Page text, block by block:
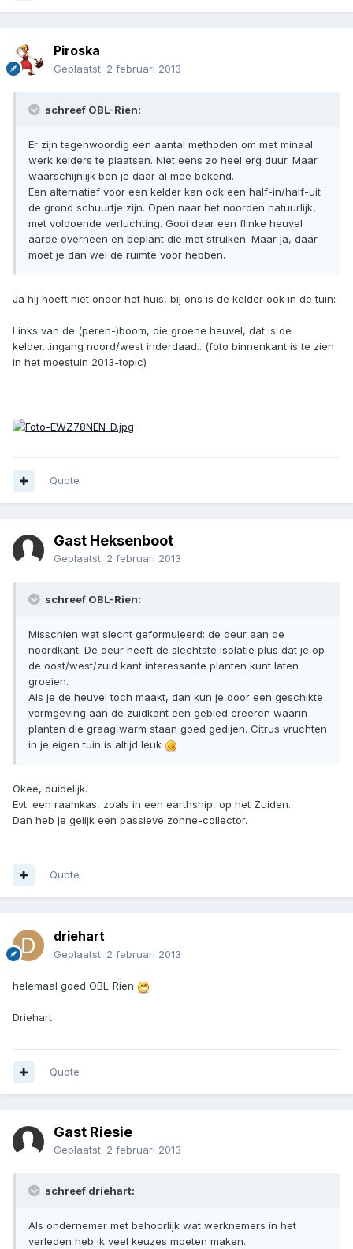
Piroska
Geplaatst: 2 februari 2013
schreef OBL-Rien:
Er zijn tegenwoordig een aantal methoden om met minaal
werk kelders te plaatsen. Niet eens zo heel erg duur. Maar
waarschijnlijk ben je daar al mee bekend.
Een alternatief voor een kelder kan ook een half-in/half-uit
de grond schuurtje zijn. Open naar het noorden natuurlijk,
met voldoende verluchting. Gooi daar een flinke heuvel
aarde overheen en beplant die met struiken. Maar ja, daar
moet je dan wel de ruimte voor hebben.
Ja hij hoeft niet onder het huis, bij ons is de kelder ook in de tuin:
Links van de (peren-)boom, die groene heuvel, dat is de
kelder...ingang noord/west inderdaad.. (foto binnenkant is te zien
in het moestuin 2013-topic)
Quote
Gast Heksenboot
Geplaatst: 2 februari 2013
schreef OBL-Rien:
Misschien wat slecht geformuleerd: de deur aan de
noordkant. De deur heeft de slechtste isolatie plus dat je op
de oost/west/zuid kant interessante planten kunt laten
groeien.
Als je de heuvel toch maakt, dan kun je door een geschikte
vormgeving aan de zuidkant een gebied creëren waarin
planten die graag warm staan goed gedijen. Citrus vruchten
in je eigen tuin is altijd leuk
Okee, duidelijk.
Evt. een raamkas, zoals in een earthship, op het Zuiden.
Dan heb je gelijk een passieve zonne-collector.
Quote
driehart
Geplaatst: 2 februari 2013
helemaal goed OBL-Rien
Driehart
Quote
Gast Riesie
Geplaatst: 2 februari 2013
schreef driehart:
Als ondernemer met behoorlijk wat werknemers in het
verleden heb ik veel keuzes moeten maken.